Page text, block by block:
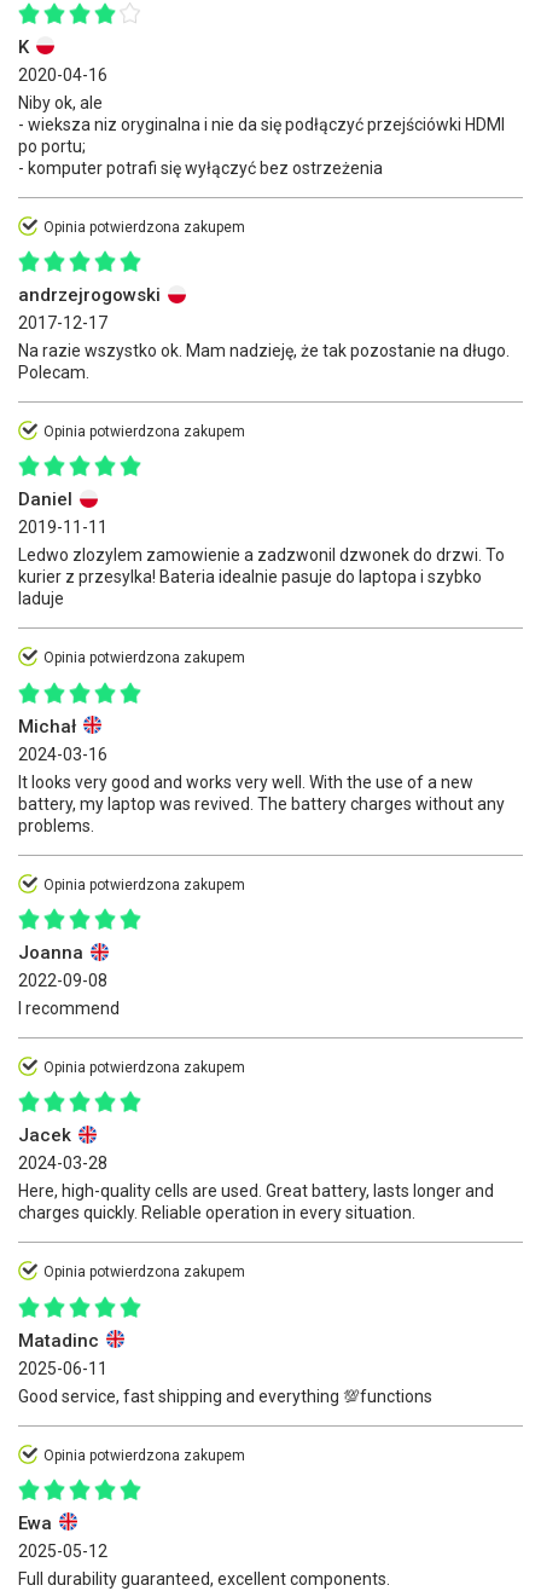
K
2020-04-16
Niby ok, ale
- wieksza niz oryginalna i nie da się podłączyć przejściówki HDMI
po portu;
- komputer potrafi się wyłączyć bez ostrzeżenia
Opinia potwierdzona zakupem
andrzejrogowski
2017-12-17
Na razie wszystko ok. Mam nadzieję, że tak pozostanie na długo.
Polecam.
Opinia potwierdzona zakupem
Daniel
2019-11-11
Ledwo zlozylem zamowienie a zadzwonil dzwonek do drzwi. To
kurier z przesylka! Bateria idealnie pasuje do laptopa i szybko
laduje
Opinia potwierdzona zakupem
Michał
2024-03-16
It looks very good and works very well. With the use of a new
battery, my laptop was revived. The battery charges without any
problems.
Opinia potwierdzona zakupem
Joanna
2022-09-08
I recommend
Opinia potwierdzona zakupem
Jacek
2024-03-28
Here, high-quality cells are used. Great battery, lasts longer and
charges quickly. Reliable operation in every situation.
Opinia potwierdzona zakupem
Matadinc
2025-06-11
Good service, fast shipping and everything 💯functions
Opinia potwierdzona zakupem
Ewa
2025-05-12
Full durability guaranteed, excellent components.